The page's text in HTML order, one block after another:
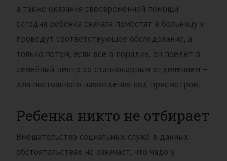
а также оказания своевременной помощи
сегодня ребенка сначала поместят в больницу и
проведут соответствующее обследование, а
только потом, если все в порядке, он поедет в
семейный центр со стационарным отделением –
для постоянного нахождения под присмотром.
Ребенка никто не отбирает
Вмешательство социальных служб в данных
обстоятельствах не означает, что чадо у